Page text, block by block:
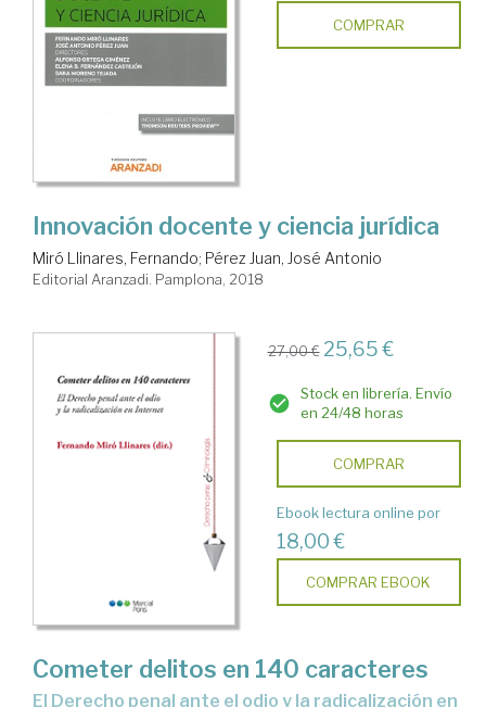
COMPRAR
Innovación docente y ciencia jurídica
Miró Llinares, Fernando; Pérez Juan, José Antonio
Editorial Aranzadi. Pamplona, 2018
27,00 € 25,65 €
Stock en librería. Envío
en 24/48 horas
COMPRAR
Ebook lectura online por
18,00 €
COMPRAR EBOOK
Cometer delitos en 140 caracteres
El Derecho penal ante el odio y la radicalización en